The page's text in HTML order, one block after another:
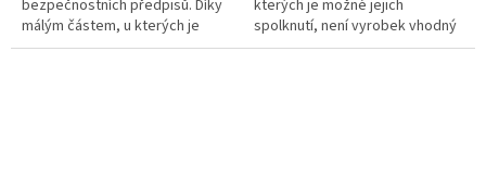
bezpečnostních předpisů. Díky
málým částem, u kterých je
možné jejich spolknutí, není
kterých je možné jejich
spolknutí, není vyrobek vhodný
pro děti do 3 let!